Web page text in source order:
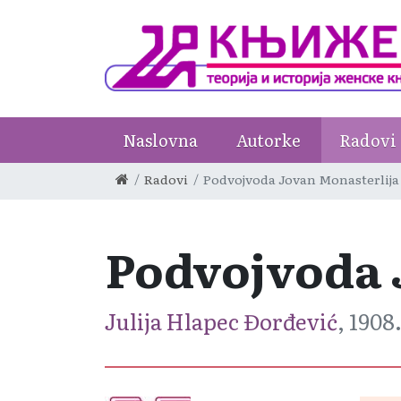
Naslovna Autorke Radovi
Radovi Podvojvoda Jovan Monasterlija
Julija Hlapec Đorđević, 1908.